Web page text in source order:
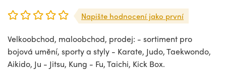
Napište hodnocení jako první
Velkoobchod, maloobchod, prodej: - sortiment pro
bojová umění, sporty a styly - Karate, Judo, Taekwondo,
Aikido, Ju - Jitsu, Kung - Fu, Taichi, Kick Box.